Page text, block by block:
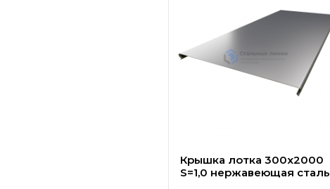
Крышка лотка 300х2000
S=1,0 нержавеющая сталь